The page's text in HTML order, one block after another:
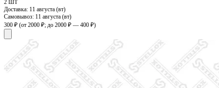
2 ШТ
Доставка: 11 августа (вт)
Самовывоз: 11 августа (вт)
300 ₽ (от 2000 ₽; до 2000 ₽ — 400 ₽)